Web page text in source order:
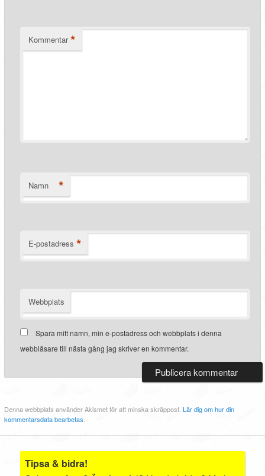
Kommentar *
Namn *
E-postadress *
Webbplats
Spara mitt namn, min e-postadress och webbplats i denna
webbläsare till nästa gång jag skriver en kommentar.
Denna webbplats använder Akismet för att minska skräppost.Lär dig om hur din
kommentarsdata bearbetas.
Tipsa & bidra!